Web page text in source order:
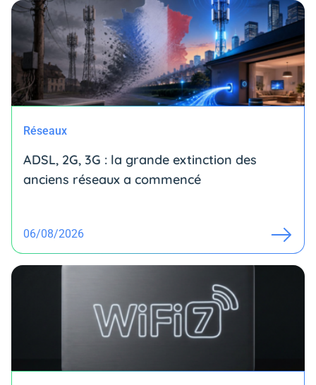
Réseaux
ADSL, 2G, 3G : la grande extinction des
anciens réseaux a commencé
06/08/2026